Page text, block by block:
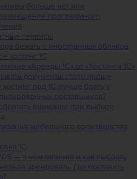
больше нет или
программного
сервисы
бежать с иностранных облаков
хостинг 1С
«Аренды 1С» от «Хостинга 1С»
документы стало проще
под 1С лучше брать у
поставщиков?
внимание при выборе
мебельного производства
1С
— в чем отличия и как выбрать
арендовать. Где поставить